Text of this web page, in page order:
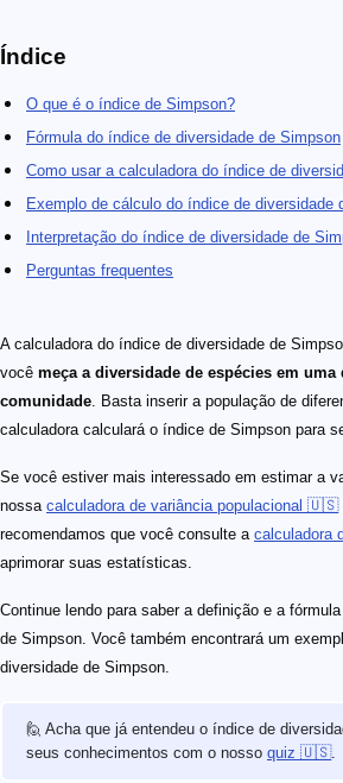
Índice
O que é o índice de Simpson?
Fórmula do índice de diversidade de Simpson
Como usar a calculadora do índice de
Exemplo de cálculo do índice de diversidade
Interpretação do índice de diversidade de
Perguntas frequentes
A calculadora do índice de diversidade de
você meça a diversidade de espécies em uma
comunidade. Basta inserir a população de
calculadora calculará o índice de Simpson para
Se você estiver mais interessado em estimar a
nossa calculadora de variância populacional 🇺🇸
recomendamos que você consulte a calculadora
aprimorar suas estatísticas.
Continue lendo para saber a definição e a
de Simpson. Você também encontrará um
diversidade de Simpson.
🙋 Acha que já entendeu o índice de
seus conhecimentos com o nosso quiz 🇺🇸.